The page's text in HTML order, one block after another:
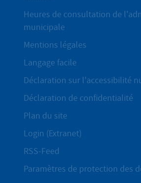
Heures de consultation de
municipale
Mentions légales
Langage facile
Déclaration sur l'accessibilité
Déclaration de confidentialité
Plan du site
Login (Extranet)
RSS-Feed
Paramètres de protection des